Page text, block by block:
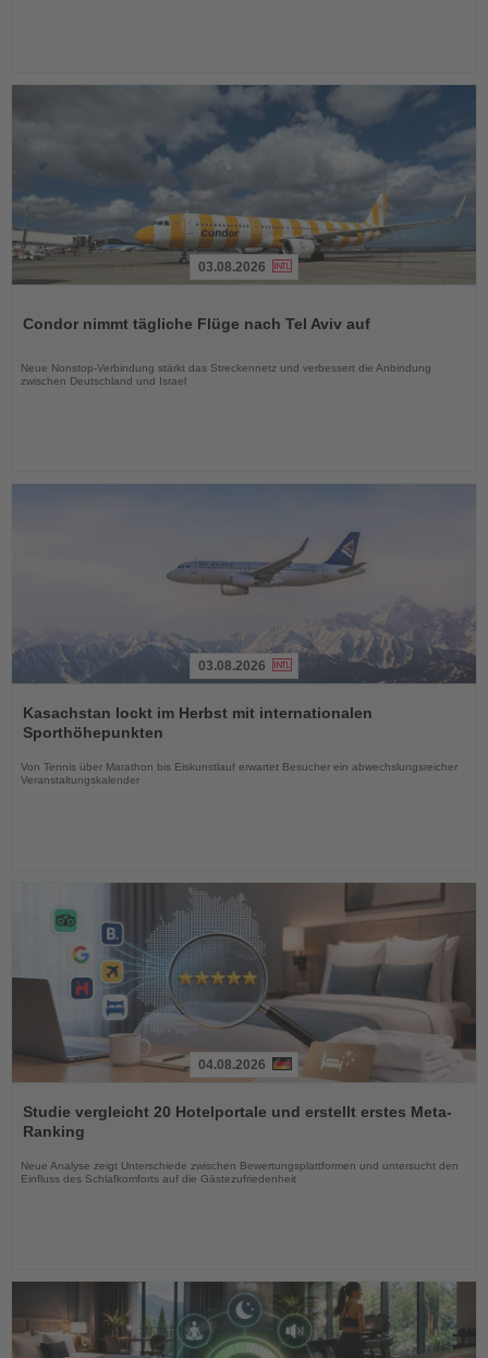
die
03.08.2026
Condor nimmt tägliche Flüge nach Tel Aviv auf
Neue Nonstop-Verbindung stärkt das Streckennetz und verbessert die Anbindung
zwischen Deutschland und Israel
Sie
die
Nachrichten
03.08.2026
Kasachstan lockt im Herbst mit internationalen
Sporthöhepunkten
Von Tennis über Marathon bis Eiskunstlauf erwartet Besucher ein abwechslungsreicher
Veranstaltungskalender
Sie
die
Nachrichten
04.08.2026
Studie vergleicht 20 Hotelportale und erstellt erstes Meta-
Ranking
Neue Analyse zeigt Unterschiede zwischen Bewertungsplattformen und untersucht den
Einfluss des Schlafkomforts auf die Gästezufriedenheit